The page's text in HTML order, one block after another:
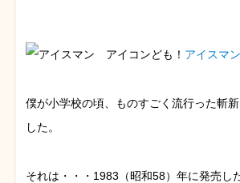
ども！ アイスマ
僕が小学校の頃、ものすごく流行った斬
した。
それは・・・1983（昭和58）年に発売し